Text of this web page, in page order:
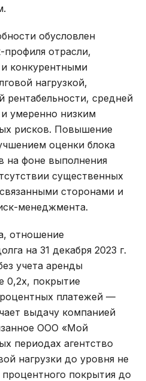
обусловлен
отрасли,
конкурентными
нагрузкой,
рентабельности, средней
умеренно низким
рисков. Повышение
оценки блока
на фоне выполнения
существенных
сторонами и
менеджмента.
отношение
на 31 декабря 2023 г.
учета аренды
0,2х, покрытие
платежей —
выдачу компанией
ООО «Мой
периодах агентство
нагрузки до уровня не
покрытия до